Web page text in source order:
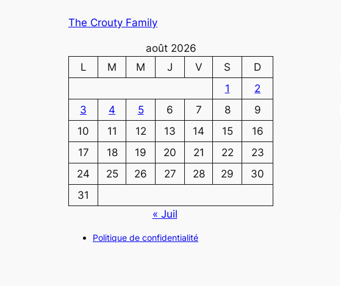
The Crouty Family
août 2026
L
M M J V S
D
1
2
3
4 5 6 7 8
9
10
11 12 13 14 15
16
17
18 19 20 21 22
23
24
25 26 27 28 29
30
31
« Juil
Politique de confidentialité